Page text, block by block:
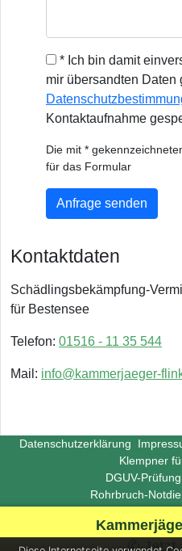
✆ Jetzt
* Ich bin damit
mir übersandten Daten
Kontaktaufnahme
Die mit *
für das Formular
Anfrage senden
Kontaktdaten
Schädlingsbekämpfung-
für Bestensee
Telefon: 01516 - 11 35 544
Mail: info@kammerjaeger-
Datenschutzerklärung
Klempner
DGUV-
Rohrbruch-